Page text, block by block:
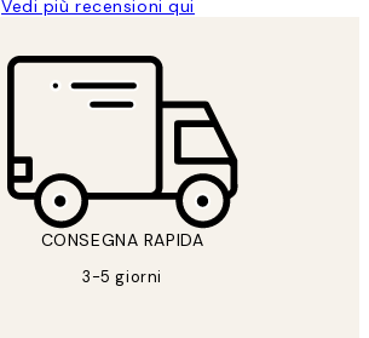
Vedi più recensioni qui
CONSEGNA RAPIDA
3-5 giorni